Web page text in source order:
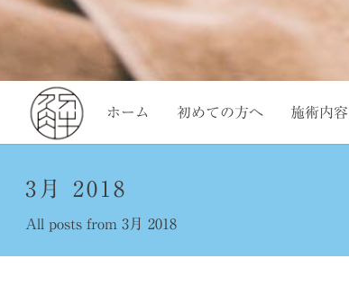
ホーム 初めての方へ 施術内容
3月 2018
All posts from 3月 2018